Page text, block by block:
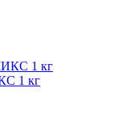
1 кг